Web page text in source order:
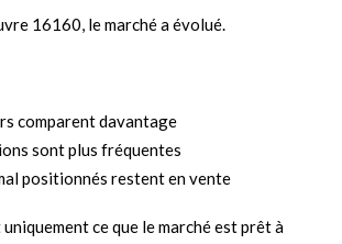
16160, le marché a évolué.
comparent davantage
sont plus fréquentes
positionnés restent en vente
ce que le marché est prêt à